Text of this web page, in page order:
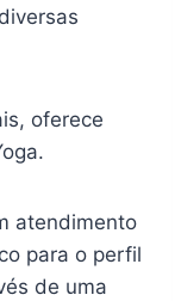
oferece
atendimento
para o perfil
de uma